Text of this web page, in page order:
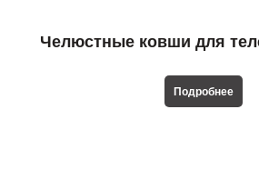
Челюстные ковши для
Подробнее